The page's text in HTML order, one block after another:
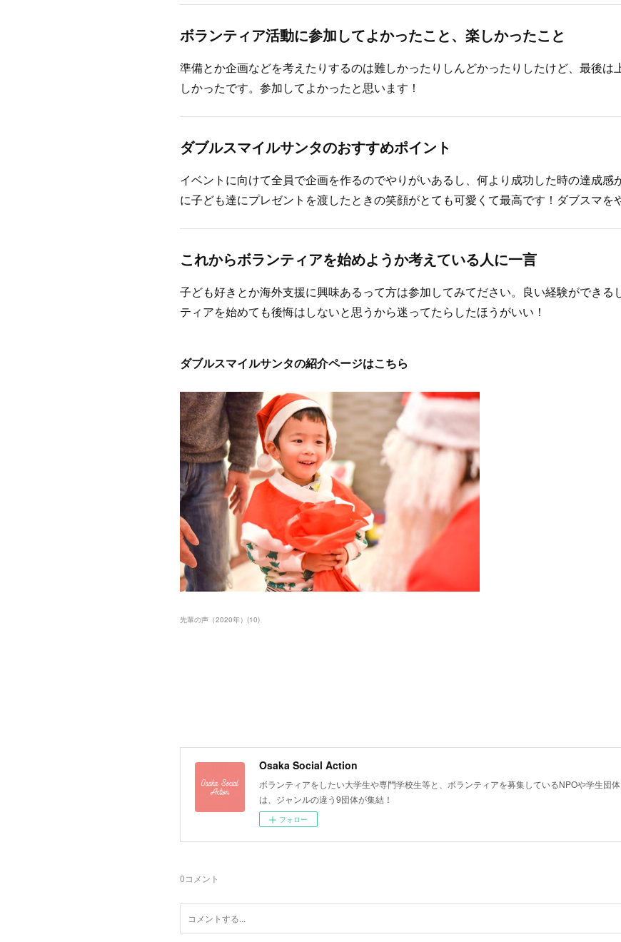
ボランティア活動に参加してよかったこと、楽しかったこと
準備とか企画などを考えたりするのは難しかったりしんどかったりしたけど、最後は
しかったです。参加してよかったと思います！
ダブルスマイルサンタのおすすめポイント
イベントに向けて全員で企画を作るのでやりがいあるし、何より成功した時の達成感
に子ども達にプレゼントを渡したときの笑顔がとても可愛くて最高です！ダブスマを
これからボランティアを始めようか考えている人に一言
子ども好きとか海外支援に興味あるって方は参加してみてださい。良い経験ができる
ティアを始めても後悔はしないと思うから迷ってたらしたほうがいい！
ダブルスマイルサンタの紹介ページはこちら
先輩の声（2020年） (10)
Osaka Social Action
ボランティアをしたい大学生や専門学校生等と、ボランティアを募集しているNPOや学生団
は、ジャンルの違う9団体が集結！
フォロー
0コメント